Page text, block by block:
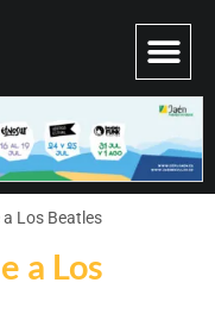
a Los
Los Beatles